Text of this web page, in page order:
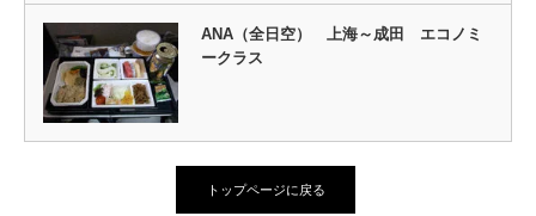
ANA（全日空） 上海～成田 エコノミ
ークラス
トップページに戻る